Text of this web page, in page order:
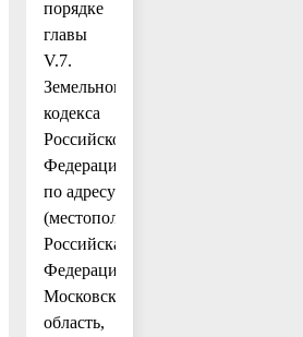
порядке
главы
V.7.
Земельного
кодекса
Российской
Федерации
по адресу
(местоположение):
Российская
Федерация,
Московская
область,